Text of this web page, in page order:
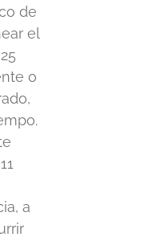
de
el
o
a